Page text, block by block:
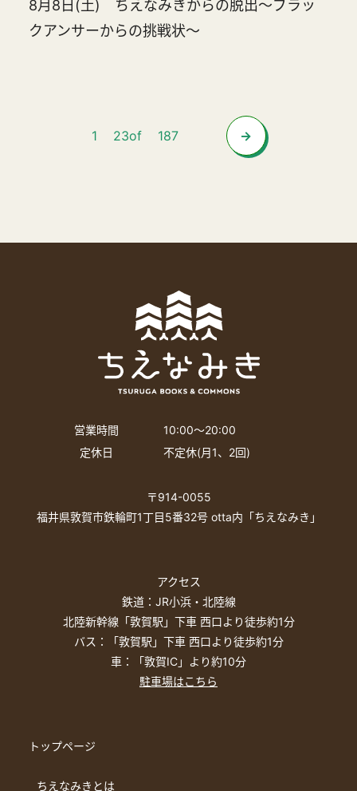
8月8日(土) ちえなみきからの脱出～ブラッ
クアンサーからの挑戦状～
1 23of 187
営業時間
10:00〜20:00
定休日
不定休(月1、2回)
〒914-0055
福井県敦賀市鉄輪町1丁目5番32号 otta内「ちえなみき」
アクセス
鉄道：JR小浜・北陸線
北陸新幹線「敦賀駅」下車 西口より徒歩約1分
バス：「敦賀駅」下車 西口より徒歩約1分
車：「敦賀IC」より約10分
駐車場はこちら
トップページ
ちえなみきとは